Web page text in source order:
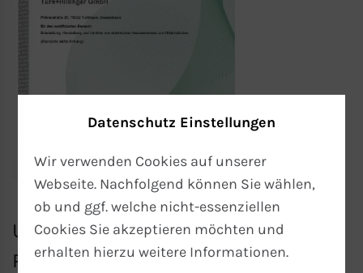
Unsere Qualität für Ihren
Produkterfolg
Datenschutz Einstellungen
Wir verwenden Cookies auf unserer
Webseite. Nachfolgend können Sie wählen,
ob und ggf. welche nicht-essenziellen
Cookies Sie akzeptieren möchten und
erhalten hierzu weitere Informationen.